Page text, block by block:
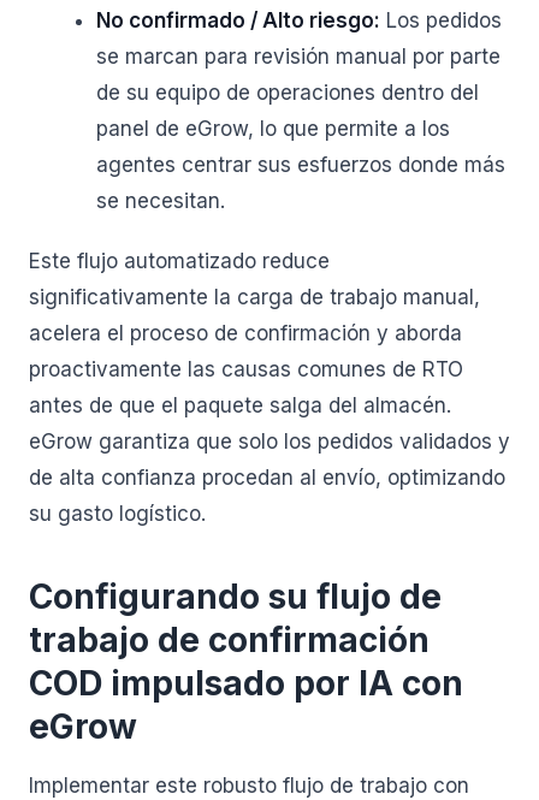
No confirmado / Alto riesgo: Los pedidos
se marcan para revisión manual por parte
de su equipo de operaciones dentro del
panel de eGrow, lo que permite a los
agentes centrar sus esfuerzos donde más
se necesitan.
Este flujo automatizado reduce
significativamente la carga de trabajo manual,
acelera el proceso de confirmación y aborda
proactivamente las causas comunes de RTO
antes de que el paquete salga del almacén.
eGrow garantiza que solo los pedidos validados y
de alta confianza procedan al envío, optimizando
su gasto logístico.
Configurando su flujo de
trabajo de confirmación
COD impulsado por IA con
eGrow
Implementar este robusto flujo de trabajo con